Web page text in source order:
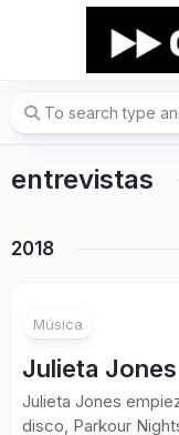
entrevistas
2018
Música
Julieta
Julieta Jones
disco, Parkour